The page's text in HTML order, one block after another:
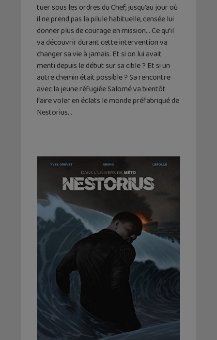
tuer sous les ordres du Chef, jusqu’au jour où
il ne prend pas la pilule habituelle, censée lui
donner plus de courage en mission… Ce qu’il
va découvrir durant cette intervention va
changer sa vie à jamais. Et si on lui avait
menti depuis le début sur sa cible ? Et si un
autre chemin était possible ? Sa rencontre
avec la jeune réfugiée Salomé va bientôt
faire voler en éclats le monde préfabriqué de
Nestorius…